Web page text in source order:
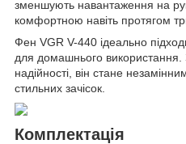
зменшують навантаження на
комфортною навіть протягом
Фен VGR V-440 ідеально
для домашнього використання.
надійності, він стане
стильних зачісок.
Комплектація